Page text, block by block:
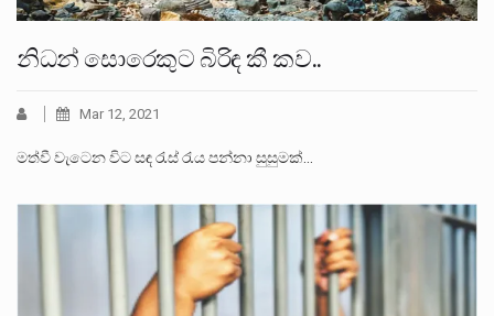
නිධන් සොරෙකුට බිරිඳ කී කව..
Mar 12, 2021
මත්වී වැටෙන විට සඳ රැස් රැය පන්නා සුසුමක්…